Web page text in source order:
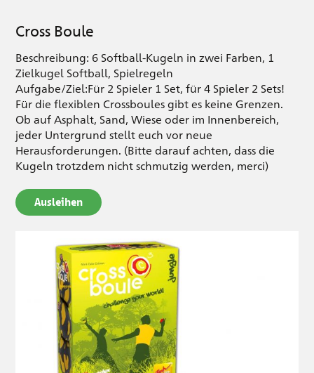
Cross Boule
Beschreibung: 6 Softball-Kugeln in zwei Farben, 1
Zielkugel Softball, Spielregeln
Aufgabe/Ziel:Für 2 Spieler 1 Set, für 4 Spieler 2 Sets!
Für die flexiblen Crossboules gibt es keine Grenzen.
Ob auf Asphalt, Sand, Wiese oder im Innenbereich,
jeder Untergrund stellt euch vor neue
Herausforderungen. (Bitte darauf achten, dass die
Kugeln trotzdem nicht schmutzig werden, merci)
Ausleihen